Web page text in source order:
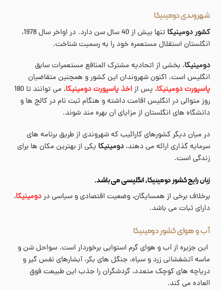
شهروندی دومینیکا
کشور دومینیکا
تنها بیش از 40 سال سن دارد. در اواخر سال 1978،
انگلستان استقلال مستعمره خود را به رسمیت شناخت.
دومینیکا، بخشی از اتحادیه مشترک المنافع مستعمرات سابق
انگلیس است. اکنون شهروندان این کشور و همچنین متقاضیان
پاسپورت دومینیکا، پس ازاخذ پاسپورت دومینیکا
، می توانند تا 180
روز متوالی در انگلیس اقامت داشته و هنگام ثبت نام در کالج ها و
دانشگاه های انگلستان از مزایای آن بهره مند شوند.
در میان دیگر کشورهای کارائیب که شهروندی از طریق برنامه های
سرمایه گذاری ارائه می دهند،دومینیکا یکی از بهترین مکان ها برای
زندگی است.
زبان رایج کشور دومینیکا، انگلیسی می باشد.
برخلاف برخی از همسایگان، وضعیت اقتصادی و سیاسی دردومینیکا،
دارای ثبات می باشد.
آب و هوای کشور دومینیکا
این جزیره از آب و هوای گرم استوایی برخوردار است. سواحل شن و
ماسه آتشفشانی زرد و سیاه، جنگل های بکر، آبشارهای نفس گیر و
دریاچه های کوچک متعدد، گردشگران را جذب این طبیعت فوق
العاده می کند.